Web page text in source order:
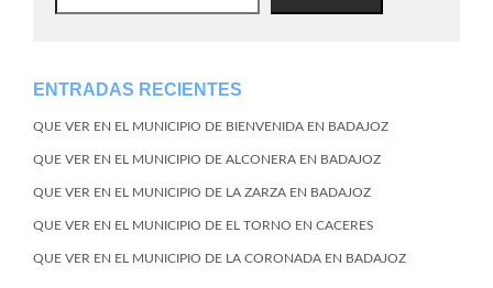
ENTRADAS RECIENTES
QUE VER EN EL MUNICIPIO DE BIENVENIDA EN BADAJOZ
QUE VER EN EL MUNICIPIO DE ALCONERA EN BADAJOZ
QUE VER EN EL MUNICIPIO DE LA ZARZA EN BADAJOZ
QUE VER EN EL MUNICIPIO DE EL TORNO EN CACERES
QUE VER EN EL MUNICIPIO DE LA CORONADA EN BADAJOZ